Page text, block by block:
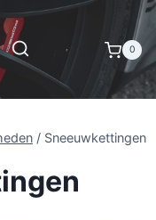
0
/ Sneeuwkettingen